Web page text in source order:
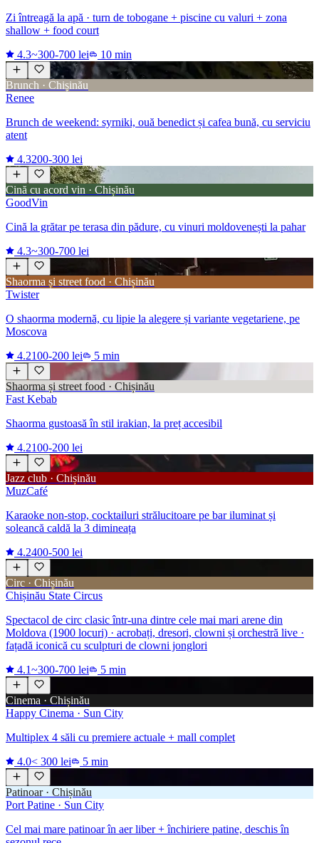
Zi întreagă la apă · turn de tobogane + piscine cu valuri + zona
shallow + food court
4.3~300-700 lei 10 min
Brunch · Chișinău
Renee
Brunch de weekend: syrniki, ouă benedict și cafea bună, cu serviciu
atent
4.3200-300 lei
Cină cu acord vin · Chișinău
GoodVin
Cină la grătar pe terasa din pădure, cu vinuri moldovenești la pahar
4.3~300-700 lei
Shaorma și street food · Chișinău
Twister
O shaorma modernă, cu lipie la alegere și variante vegetariene, pe
Moscova
4.2100-200 lei 5 min
Shaorma și street food · Chișinău
Fast Kebab
Shaorma gustoasă în stil irakian, la preț accesibil
4.2100-200 lei
Jazz club · Chișinău
MuzCafé
Karaoke non-stop, cocktailuri strălucitoare pe bar iluminat și
soleancă caldă la 3 dimineața
4.2400-500 lei
Circ · Chișinău
Chișinău State Circus
Spectacol de circ clasic într-una dintre cele mai mari arene din
Moldova (1900 locuri) · acrobați, dresori, clowni și orchestră live ·
fațadă iconică cu sculpturi de clowni jonglori
4.1~300-700 lei 5 min
Cinema · Chișinău
Happy Cinema · Sun City
Multiplex 4 săli cu premiere actuale + mall complet
4.0< 300 lei 5 min
Patinoar · Chișinău
Port Patine · Sun City
Cel mai mare patinoar în aer liber + închiriere patine, deschis în